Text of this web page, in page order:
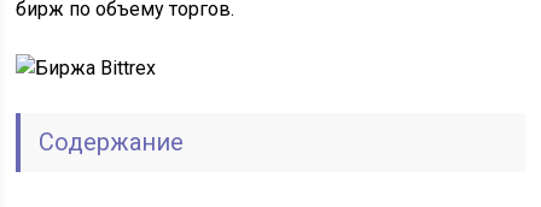
бирж по объему торгов.
Содержание